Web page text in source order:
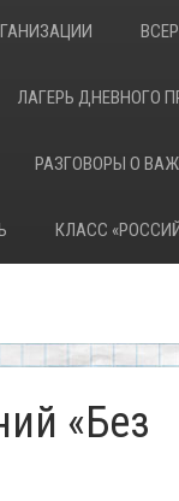
ЛАГЕРЬ ДНЕВНОГО
РАЗГОВОРЫ О
КЛАСС
«Без